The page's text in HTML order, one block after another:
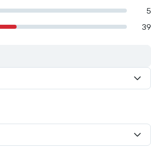
5
39